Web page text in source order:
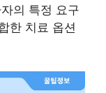
의 특정 요구
한 치료 옵션